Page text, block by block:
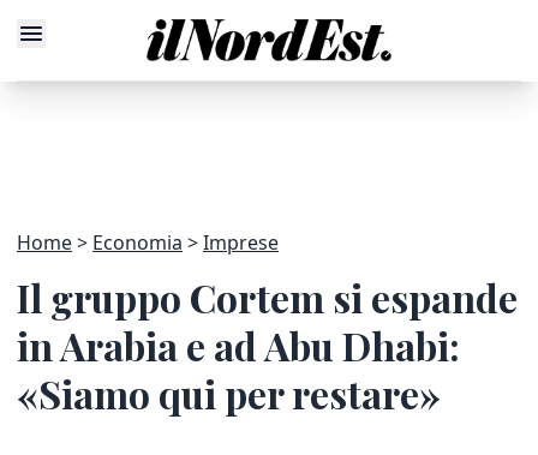
Home Economia Imprese
Il gruppo Cortem si espande
in Arabia e ad Abu Dhabi:
«Siamo qui per restare»